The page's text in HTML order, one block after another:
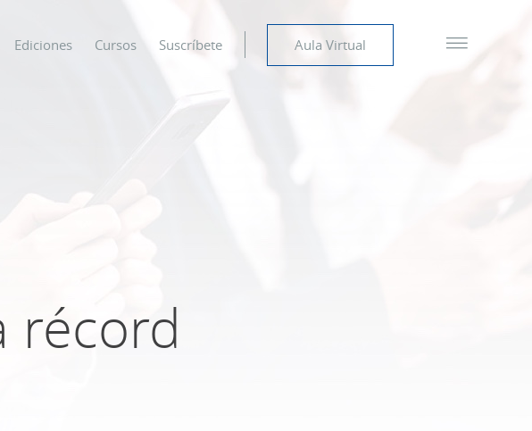
Ediciones Cursos Suscríbete Aula Virtual
récord